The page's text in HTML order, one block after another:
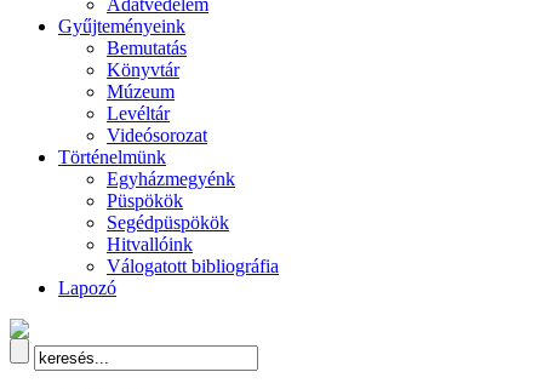
Adatvédelem
Gyűjteményeink
Bemutatás
Könyvtár
Múzeum
Levéltár
Videósorozat
Történelmünk
Egyházmegyénk
Püspökök
Segédpüspökök
Hitvallóink
Válogatott bibliográfia
Lapozó